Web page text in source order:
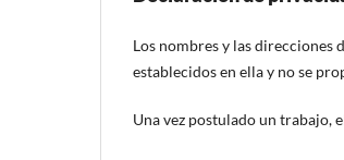
Los nombres y las direcciones
establecidos en ella y no se
Una vez postulado un trabajo,